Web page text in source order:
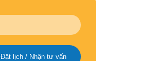
Đặt lịch / Nhận tư vấn